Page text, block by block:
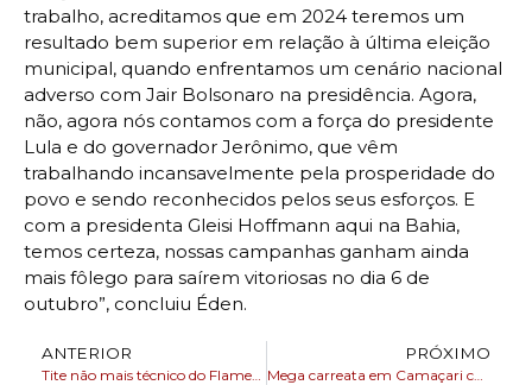
trabalho, acreditamos que em 2024 teremos um
resultado bem superior em relação à última eleição
municipal, quando enfrentamos um cenário nacional
adverso com Jair Bolsonaro na presidência. Agora,
não, agora nós contamos com a força do presidente
Lula e do governador Jerônimo, que vêm
trabalhando incansavelmente pela prosperidade do
povo e sendo reconhecidos pelos seus esforços. E
com a presidenta Gleisi Hoffmann aqui na Bahia,
temos certeza, nossas campanhas ganham ainda
mais fôlego para saírem vitoriosas no dia 6 de
outubro”, concluiu Éden.
ANTERIOR PRÓXIMO
Mega carreata em Camaçari com dobradinha Caetano e Kanario